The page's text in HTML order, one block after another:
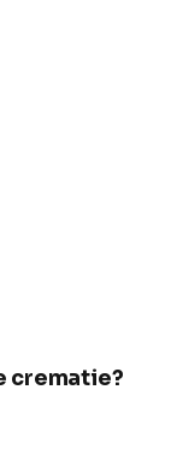
crematie?